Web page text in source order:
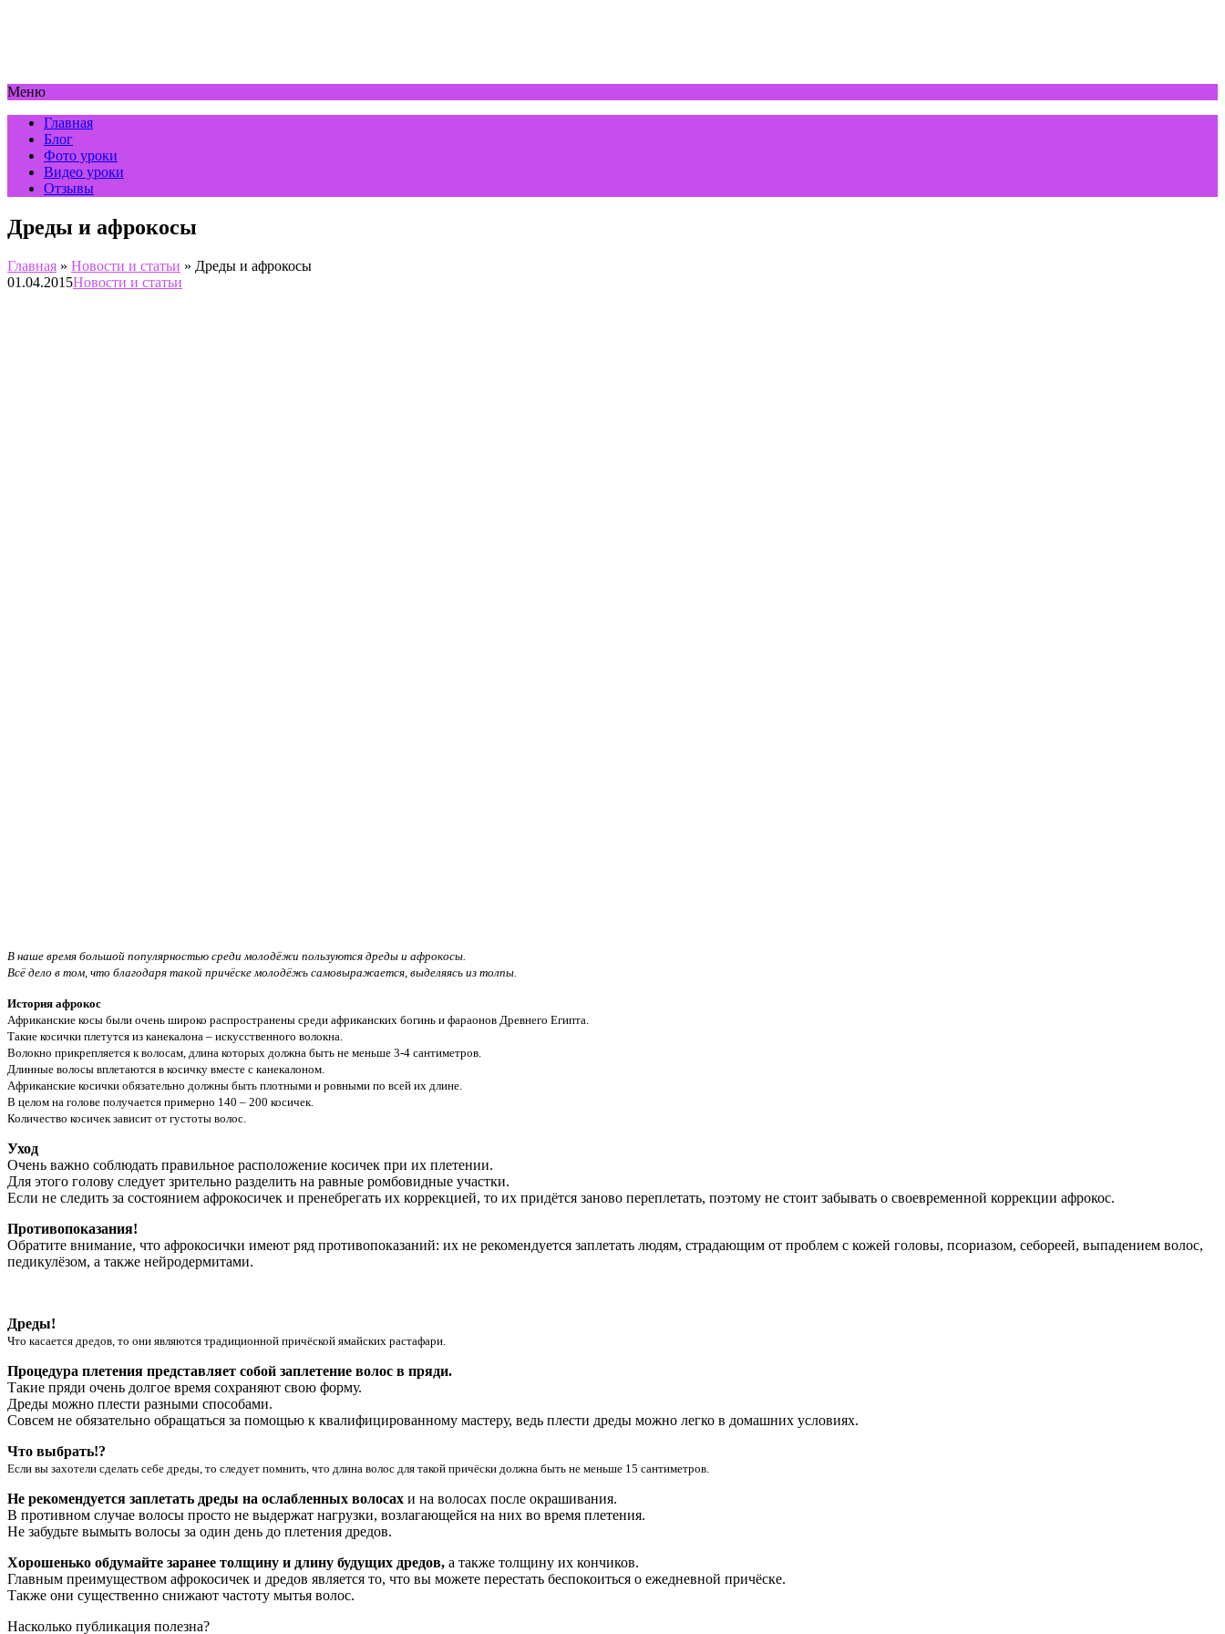
Меню
Главная
Блог
Фото уроки
Видео уроки
Отзывы
Дреды и афрокосы
Главная » Новости и статьи » Дреды и афрокосы
01.04.2015Новости и статьи
В наше время большой популярностью среди молодёжи пользуются дреды и афрокосы.
Всё дело в том, что благодаря такой причёске молодёжь самовыражается, выделяясь из толпы.
История афрокос
Африканские косы были очень широко распространены среди африканских богинь и фараонов Древнего Египта.
Такие косички плетутся из канекалона – искусственного волокна.
Волокно прикрепляется к волосам, длина которых должна быть не меньше 3-4 сантиметров.
Длинные волосы вплетаются в косичку вместе с канекалоном.
Африканские косички обязательно должны быть плотными и ровными по всей их длине.
В целом на голове получается примерно 140 – 200 косичек.
Количество косичек зависит от густоты волос.
Уход
Очень важно соблюдать правильное расположение косичек при их плетении.
Для этого голову следует зрительно разделить на равные ромбовидные участки.
Если не следить за состоянием афрокосичек и пренебрегать их коррекцией, то их придётся заново переплетать, поэтому не стоит забывать о своевременной коррекции афрокос.
Противопоказания!
Обратите внимание, что афрокосички имеют ряд противопоказаний: их не рекомендуется заплетать людям, страдающим от проблем с кожей головы, псориазом, себореей, выпадением волос,
педикулёзом, а также нейродермитами.
Дреды!
Что касается дредов, то они являются традиционной причёской ямайских растафари.
Процедура плетения представляет собой заплетение волос в пряди.
Такие пряди очень долгое время сохраняют свою форму.
Дреды можно плести разными способами.
Совсем не обязательно обращаться за помощью к квалифицированному мастеру, ведь плести дреды можно легко в домашних условиях.
Что выбрать!?
Если вы захотели сделать себе дреды, то следует помнить, что длина волос для такой причёски должна быть не меньше 15 сантиметров.
Не рекомендуется заплетать дреды на ослабленных волосах и на волосах после окрашивания.
В противном случае волосы просто не выдержат нагрузки, возлагающейся на них во время плетения.
Не забудьте вымыть волосы за один день до плетения дредов.
Хорошенько обдумайте заранее толщину и длину будущих дредов, а также толщину их кончиков.
Главным преимуществом афрокосичек и дредов является то, что вы можете перестать беспокоиться о ежедневной причёске.
Также они существенно снижают частоту мытья волос.
Насколько публикация полезна?